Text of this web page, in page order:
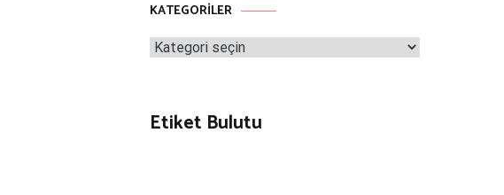
KATEGORILER
Kategoriler
Etiket Bulutu